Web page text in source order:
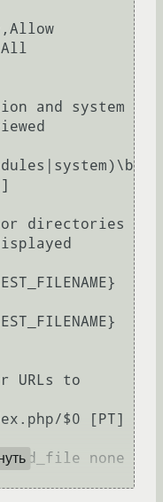
and system
directories
URLs to
$0 [PT]
none